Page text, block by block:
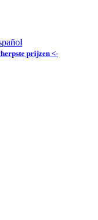
prijzen <-